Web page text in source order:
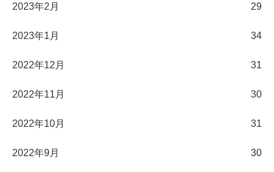
2023年2月 29
2023年1月 34
2022年12月 31
2022年11月 30
2022年10月 31
2022年9月 30